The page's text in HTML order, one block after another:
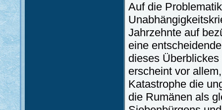
Auf die
Jahrzehnte auf
eine
dieses
erscheint vor
Katastrophe die
die Rumänen als